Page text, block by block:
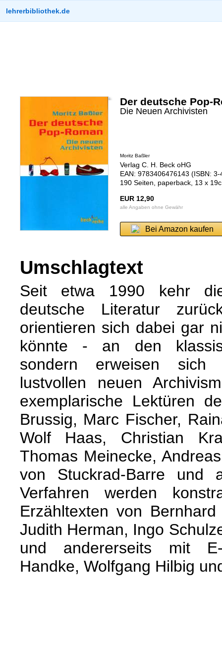
lehrerbibliothek.de
Der deutsche Pop-
Die Neuen Archivisten
Moritz Baßler
Verlag C. H. Beck oHG
EAN: 9783406476143 (ISBN:
190 Seiten, paperback, 13 x
EUR 12,90
alle Angaben ohne Gewähr
Bei Amazon kaufen
Umschlagtext
Seit etwa 1990 kehr
deutsche Literatur
orientieren sich dabei gar
könnte - an den
sondern erweisen
lustvollen neuen
exemplarische Lektüren
Brussig, Marc Fischer,
Wolf Haas, Christian
Thomas Meinecke,
von Stuckrad-Barre und
Verfahren werden
Erzähltexten von
Judith Herman, Ingo
und andererseits mit
Handke, Wolfgang Hilbig